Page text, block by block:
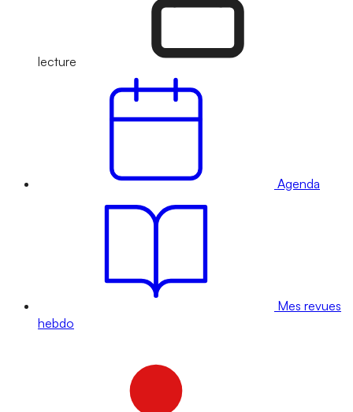
lecture
Agenda
Mes revues
hebdo